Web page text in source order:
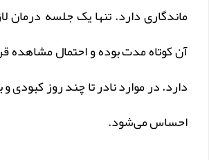
ماندگاری دارد. تنها یک جلسه
آن کوتاه مدت بوده و احتمال مشاهده
دارد. در موارد نادر تا چند روز
احساس می‌شود.